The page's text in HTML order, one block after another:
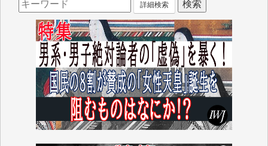
詳細検索